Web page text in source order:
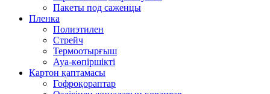
Пакеты под саженцы
Пленка
Полиэтилен
Стрейч
Термоотырғыш
Ауа-көпіршікті
Картон қаптамасы
Гофроқораптар